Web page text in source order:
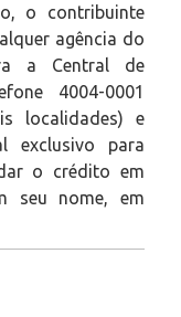
o contribuinte
agência do
a Central de
4004-0001
localidades) e
exclusivo para
o crédito em
seu nome, em